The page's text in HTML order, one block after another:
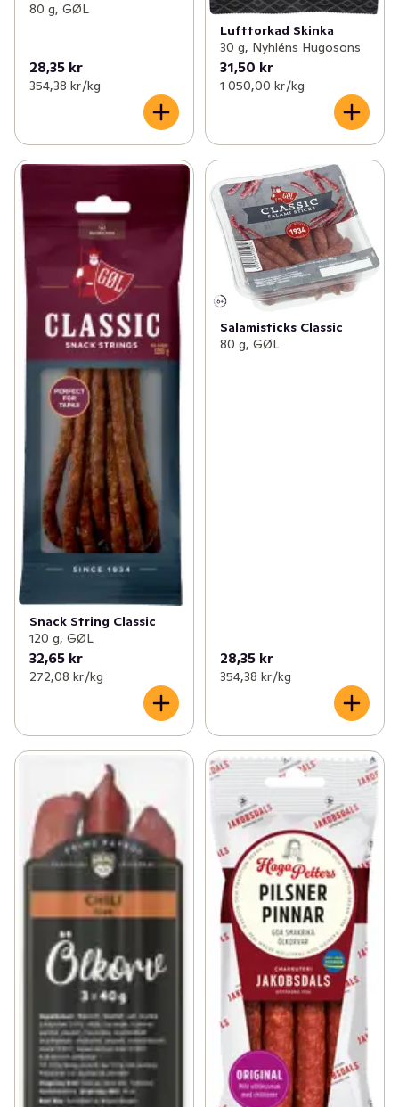
80 g, GØL
28,35 kr
354,38 kr /kg
Lufttorkad Skinka
30 g, Nyhléns Hugosons
31,50 kr
1 050,00 kr /kg
Snack String Classic
120 g, GØL
32,65 kr
272,08 kr /kg
Salamisticks Classic
80 g, GØL
28,35 kr
354,38 kr /kg